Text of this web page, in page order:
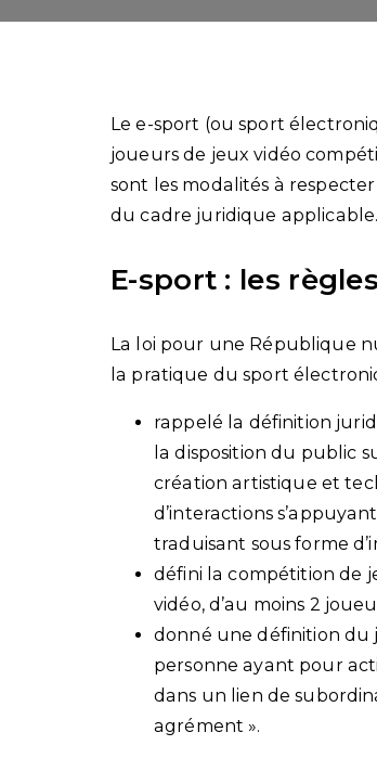
Le e-sport (ou sport
joueurs de jeux vidéo
sont les modalités à
du cadre juridique
E-sport : les
La loi pour une République
la pratique du sport
rappelé la définition
la disposition du public
création artistique et
d’interactions
traduisant sous forme
défini la compétition de
vidéo, d’au moins 2
donné une définition du
personne ayant pour
dans un lien de
agrément ».